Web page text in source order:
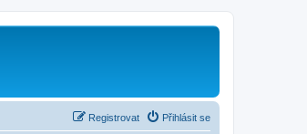
Přihlásit se
Registrovat